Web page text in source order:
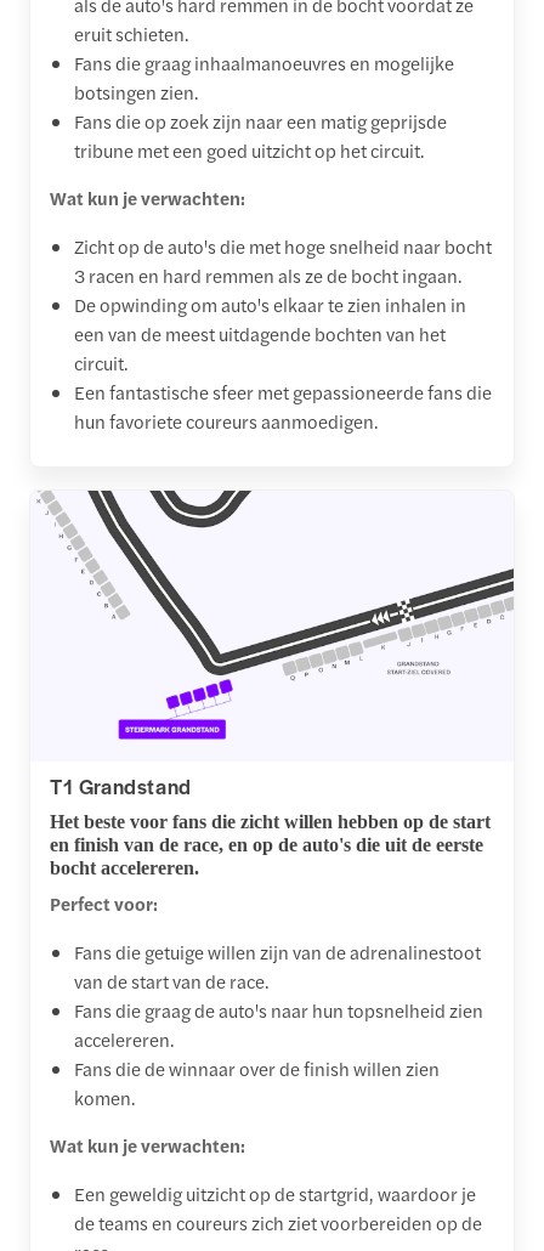
eruit schieten.
Fans die graag inhaalmanoeuvres en mogelijke
botsingen zien.
Fans die op zoek zijn naar een matig geprijsde
tribune met een goed uitzicht op het circuit.
Wat kun je verwachten:
Zicht op de auto's die met hoge snelheid naar bocht
3 racen en hard remmen als ze de bocht ingaan.
De opwinding om auto's elkaar te zien inhalen in
een van de meest uitdagende bochten van het
circuit.
Een fantastische sfeer met gepassioneerde fans die
hun favoriete coureurs aanmoedigen.
T1 Grandstand
Het beste voor fans die zicht willen hebben op de start
en finish van de race, en op de auto's die uit de eerste
bocht accelereren.
Perfect voor:
Fans die getuige willen zijn van de adrenalinestoot
van de start van de race.
Fans die graag de auto's naar hun topsnelheid zien
accelereren.
Fans die de winnaar over de finish willen zien
komen.
Wat kun je verwachten:
Een geweldig uitzicht op de startgrid, waardoor je
de teams en coureurs zich ziet voorbereiden op de